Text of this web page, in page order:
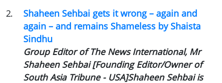
2.
Shaheen Sehbai gets it wrong – again and
again – and remains Shameless by Shaista
Sindhu
Group Editor of The News International, Mr
Shaheen Sehbai [Founding Editor/Owner of
South Asia Tribune - USA]Shaheen Sehbai is